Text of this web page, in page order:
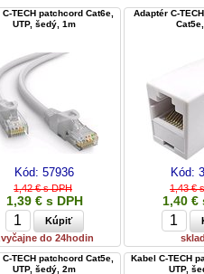
TECH patchcord Cat6e,
UTP, šedý, 1m
Kód: 57936
1,42 € s DPH
1,39 € s DPH
do 24hodin
Adaptér C-
Kód:
1,43 €
1,40 €
C-TECH patchcord Cat5e,
UTP, šedý, 2m
Kabel C-TECH
UTP,